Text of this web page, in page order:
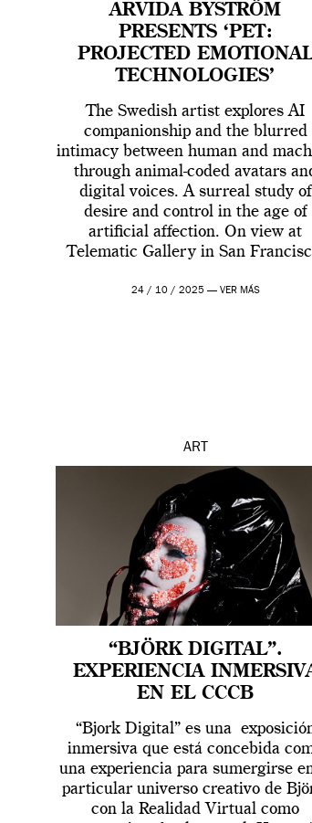
ARVIDA BYSTRÖM
PRESENTS ‘PET:
PROJECTED
TECHNOLOGIES’
The Swedish artist explores AI
companionship and the blurred
intimacy between human and
through animal-coded avatars
digital voices. A surreal study of
desire and control in the age of
artificial affection. On view at
Telematic Gallery in San
24 / 10 / 2025 — VER MÁS
ART
“BJÖRK DIGITAL”.
EXPERIENCIA
EN EL CCCB
“Bjork Digital” es una
inmersiva que está concebida
una experiencia para sumergirse
particular universo creativo de
con la Realidad Virtual como